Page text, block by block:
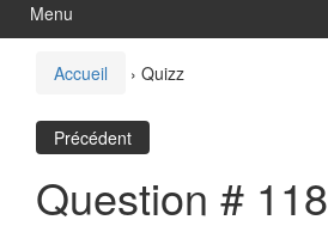
Menu
Accueil › Quizz
Précédent
Question # 118